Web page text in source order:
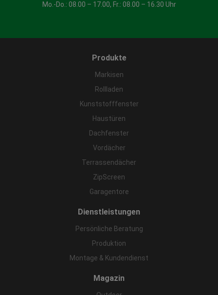
Mo.-Do.: 08.00 – 17.00, Fr.: 08.00 – 16.30 Uhr
Produkte
Markisen
Rollladen
Kunststofffenster
Haustüren
Dachfenster
Vordächer
Terrassendächer
ZipScreen
Garagentore
Dienstleistungen
Persönliche Beratung
Produktion
Montage & Kundendienst
Magazin